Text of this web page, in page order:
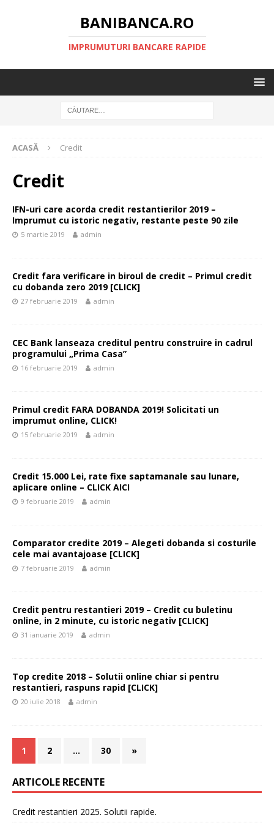
BANIBANCA.RO
IMPRUMUTURI BANCARE RAPIDE
ACASĂ Credit
Credit
IFN-uri care acorda credit restantierilor 2019 –
Imprumut cu istoric negativ, restante peste 90 zile
5 martie 2019 admin
Credit fara verificare in biroul de credit – Primul credit
cu dobanda zero 2019 [CLICK]
27 februarie 2019 admin
CEC Bank lanseaza creditul pentru construire in cadrul
programului „Prima Casa”
16 februarie 2019 admin
Primul credit FARA DOBANDA 2019! Solicitati un
imprumut online, CLICK!
15 februarie 2019 admin
Credit 15.000 Lei, rate fixe saptamanale sau lunare,
aplicare online – CLICK AICI
9 februarie 2019 admin
Comparator credite 2019 – Alegeti dobanda si costurile
cele mai avantajoase [CLICK]
7 februarie 2019 admin
Credit pentru restantieri 2019 – Credit cu buletinu
online, in 2 minute, cu istoric negativ [CLICK]
31 ianuarie 2019 admin
Top credite 2018 – Solutii online chiar si pentru
restantieri, raspuns rapid [CLICK]
20 iulie 2018 admin
1 2 … 30 »
ARTICOLE RECENTE
Credit restantieri 2025. Solutii rapide.